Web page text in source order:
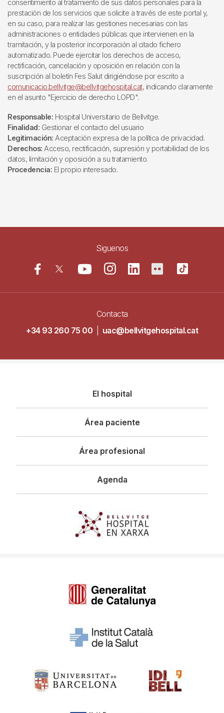
consentimiento al tratamiento de sus datos personales para la
prestación de los servicios que solicite a través de este portal y,
en su caso, para realizar las gestiones necesarias con las
administraciones o entidades públicas que intervienen en la
tramitación, y la posterior incorporación al citado fichero
automatizado. Puede ejercitar los derechos de acceso,
rectificación, cancelación y oposición en relación con la
suscripción al boletín Fes Salut dirigiéndose por escrito a
comunicacio.bellvitge@bellvitgehospital.cat, indicando claramente
en el asunto "Ejercicio de derecho LOPD".
Responsable: Hospital Universitario de Bellvitge.
Finalidad: Gestionar el contacto del usuario
Legitimación: Aceptación expresa de la política de privacidad.
Derechos: Acceso, rectificación, supresión y portabilidad de los
datos, limitación y oposición a su tratamiento.
Procedencia: El propio interesado.
Siguenos
Contacta
+34 93 260 75 00
uac@bellvitgehospital.cat
principal
El hospital
Área paciente
Área profesional
Agenda